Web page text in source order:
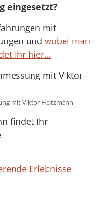
eingesetzt?
mit
und wobei man
Ihr hier…
mit Viktor Heitzmann
findet Ihr
Erlebnisse